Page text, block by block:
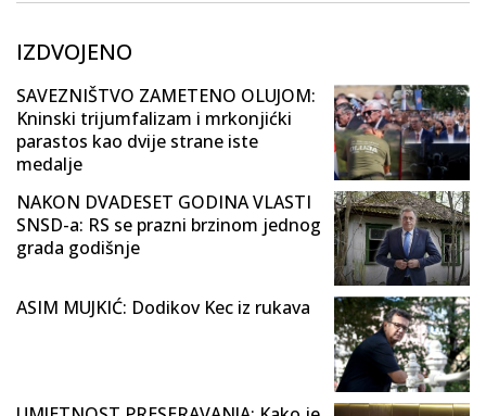
IZDVOJENO
SAVEZNIŠTVO ZAMETENO OLUJOM:
Kninski trijumfalizam i mrkonjićki
parastos kao dvije strane iste
medalje
NAKON DVADESET GODINA VLASTI
SNSD-a: RS se prazni brzinom jednog
grada godišnje
ASIM MUJKIĆ: Dodikov Kec iz rukava